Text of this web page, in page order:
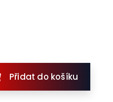
Přidat do košíku